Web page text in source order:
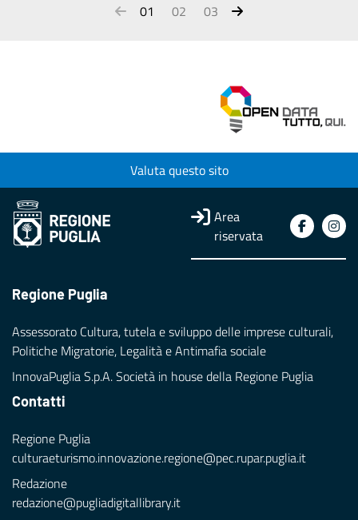
01 02 03
Valuta questo sito
Area
riservata
Regione Puglia
Assessorato Cultura, tutela e sviluppo delle imprese culturali,
Politiche Migratorie, Legalità e Antimafia sociale
InnovaPuglia S.p.A. Società in house della Regione Puglia
Contatti
Regione Puglia
culturaeturismo.innovazione.regione@pec.rupar.puglia.it
Redazione
redazione@pugliadigitallibrary.it